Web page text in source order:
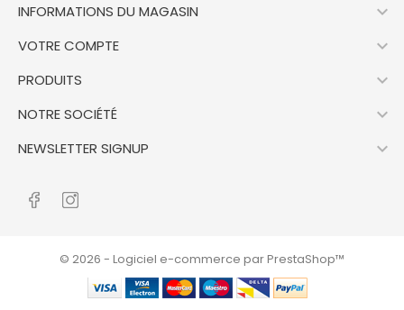
INFORMATIONS DU MAGASIN 
VOTRE COMPTE 
PRODUITS 
NOTRE SOCIÉTÉ 
NEWSLETTER SIGNUP 
© 2026 - Logiciel e-commerce par PrestaShop™